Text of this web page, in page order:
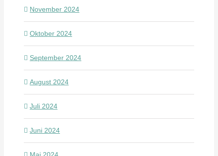
November 2024
Oktober 2024
September 2024
August 2024
Juli 2024
Juni 2024